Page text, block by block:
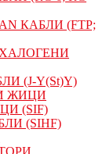
КАБЛИ (FTP;
(J-Y(St)Y)
ЖИЦИ
(SIF)
(SIHF)